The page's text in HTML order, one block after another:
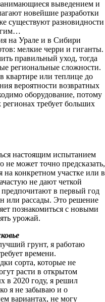
выведением и
новейшие разработки
существуют разновидности
на Урале и в Сибири
мелкие черри и гиганты.
правильный уход, тогда
региональные сложности.
квартире или теплице до
вероятности возвратных
оборудование, потому
требует больших
настоящим испытанием
не может точно предсказать,
на конкретном участке или в
не дают четкой
в первый год
или рассады. Это решение
познакомиться с новыми
урожай.
грунт, я работаю
времени.
сорта, которые не
расти в открытом
в 2020 году, я решил
я не забываю и о
вариантах, не могу